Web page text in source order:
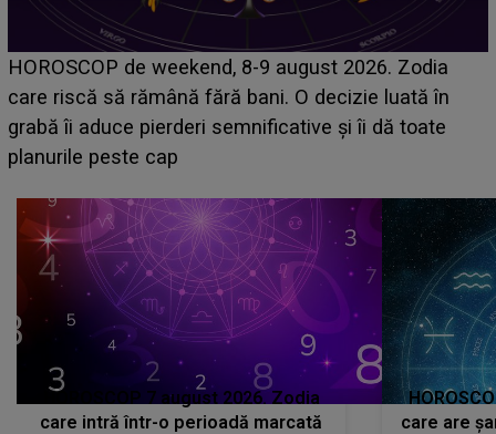
Emanuel a ținut ACEST DETALIU ASCUNS până
acum! În fața Alexandrei, concurentul din Casa Iubirii
face o MĂRTURISIRE NEAȘTEPTATĂ despre mama
sa: "I-am spus și ei în față, eu nu te iubesc pentru
HOROSCOP 7 august 2026. Zodia
care intră într-o perioadă marcată
care are